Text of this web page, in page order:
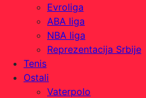
Evroliga
ABA liga
NBA liga
Reprezentacija Srbije
Tenis
Ostali
Vaterpolo